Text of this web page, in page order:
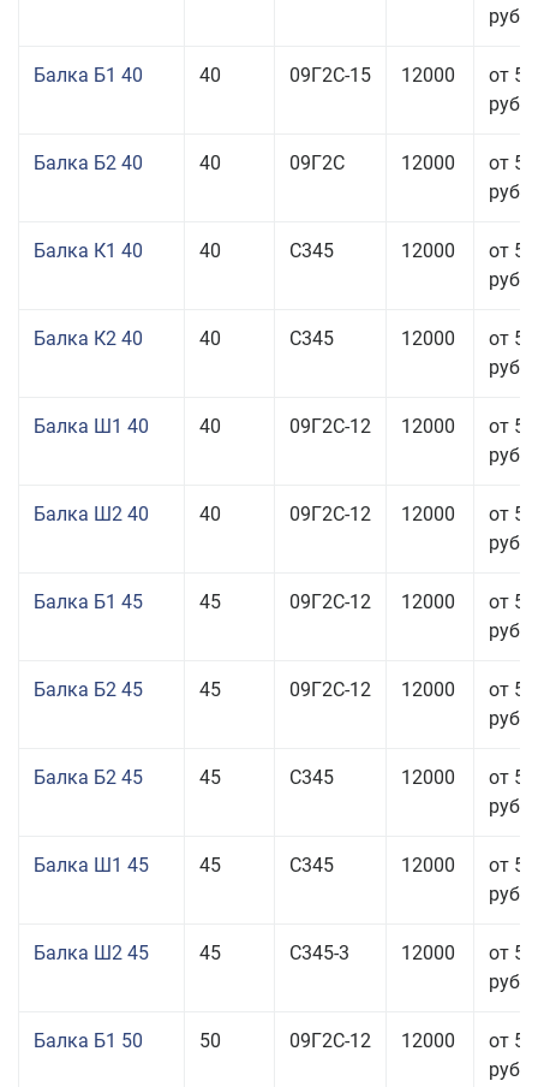
руб.
Балка Б1 40 40 09Г2С-15 12000
от
руб.
Балка Б2 40 40 09Г2С 12000
от
руб.
Балка К1 40 40 С345 12000
от
руб.
Балка К2 40 40 С345 12000
от
руб.
Балка Ш1 40 40 09Г2С-12 12000
от
руб.
Балка Ш2 40 40 09Г2С-12 12000
от
руб.
Балка Б1 45 45 09Г2С-12 12000
от
руб.
Балка Б2 45 45 09Г2С-12 12000
от
руб.
Балка Б2 45 45 С345 12000
от
руб.
Балка Ш1 45 45 С345 12000
от
руб.
Балка Ш2 45 45 С345-3 12000
от
руб.
Балка Б1 50 50 09Г2С-12 12000
от
руб.